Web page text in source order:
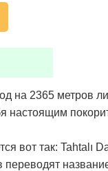
на 2365 метров
настоящим
вот так: Tahtalı